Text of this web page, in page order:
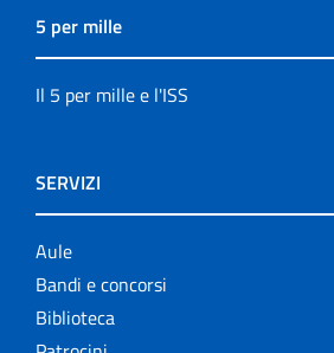
5 per mille
Il 5 per mille e l'ISS
SERVIZI
Aule
Bandi e concorsi
Biblioteca